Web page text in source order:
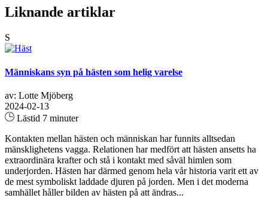
Liknande artiklar
S
Människans syn på hästen som helig varelse
av: Lotte Mjöberg
2024-02-13
Lästid 7 minuter
Kontakten mellan hästen och människan har funnits alltsedan
mänsklighetens vagga. Relationen har medfört att hästen ansetts ha
extraordinära krafter och stå i kontakt med såväl himlen som
underjorden. Hästen har därmed genom hela vår historia varit ett av
de mest symboliskt laddade djuren på jorden. Men i det moderna
samhället håller bilden av hästen på att ändras...